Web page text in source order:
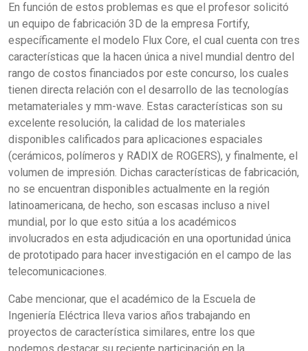
En función de estos problemas es que el profesor solicitó
un equipo de fabricación 3D de la empresa Fortify,
específicamente el modelo Flux Core, el cual cuenta con tres
características que la hacen única a nivel mundial dentro del
rango de costos financiados por este concurso, los cuales
tienen directa relación con el desarrollo de las tecnologías
metamateriales y mm-wave. Estas características son su
excelente resolución, la calidad de los materiales
disponibles calificados para aplicaciones espaciales
(cerámicos, polímeros y RADIX de ROGERS), y finalmente, el
volumen de impresión. Dichas características de fabricación,
no se encuentran disponibles actualmente en la región
latinoamericana, de hecho, son escasas incluso a nivel
mundial, por lo que esto sitúa a los académicos
involucrados en esta adjudicación en una oportunidad única
de prototipado para hacer investigación en el campo de las
telecomunicaciones.
Cabe mencionar, que el académico de la Escuela de
Ingeniería Eléctrica lleva varios años trabajando en
proyectos de característica similares, entre los que